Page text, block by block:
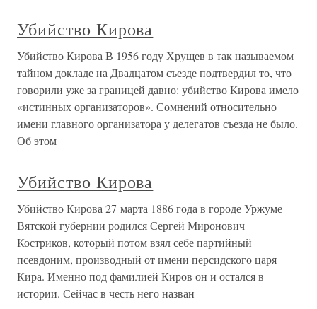
Убийство Кирова
Убийство Кирова В 1956 году Хрущев в так называемом
тайном докладе на Двадцатом съезде подтвердил то, что
говорили уже за границей давно: убийство Кирова имело
«истинных организаторов». Сомнений относительно
имени главного организатора у делегатов съезда не было.
Об этом
Убийство Кирова
Убийство Кирова 27 марта 1886 года в городе Уржуме
Вятской губернии родился Сергей Миронович
Костриков, который потом взял себе партийный
псевдоним, производный от имени персидского царя
Кира. Именно под фамилией Киров он и остался в
истории. Сейчас в честь него назван